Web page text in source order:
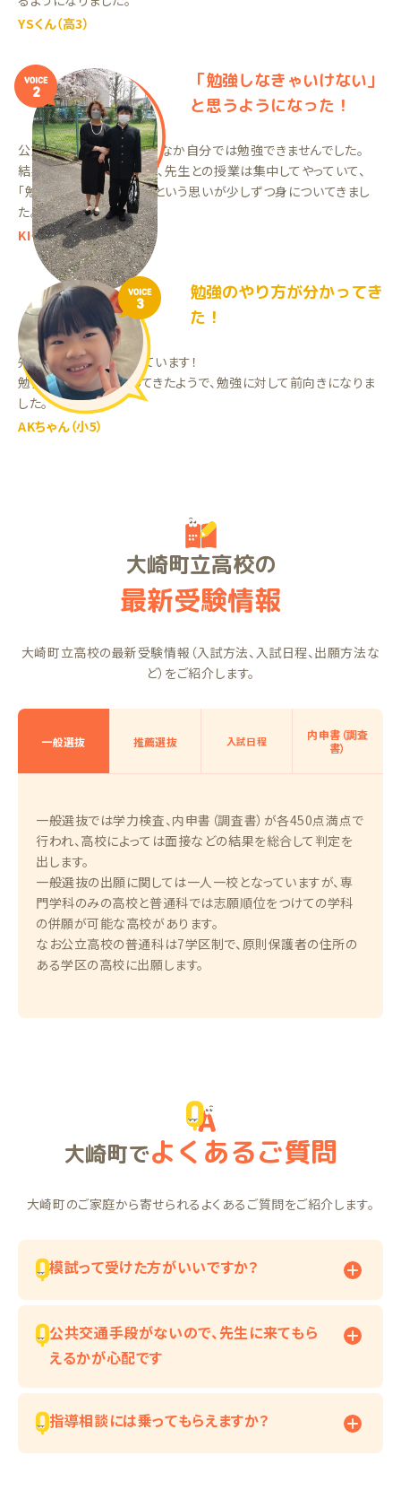
YSくん（高3）
VOICE
2
「勉強しなきゃいけない」
と思うようになった！
公文に通っていたが、なかなか自分では勉強できませんでした。
結果には波があるけれど、先生との授業は集中してやっていて、
「勉強しなきゃいけない」という思いが少しずつ身についてきまし
た。
KIくん（中3）
VOICE
3
勉強のやり方が分かってき
た！
先生がいい人で満足しています！
勉強のやり方が分かってきたようで、勉強に対して前向きになりま
した。
AKちゃん（小5）
大崎町立高校の
最新受験情報
大崎町立高校の最新受験情報（入試方法、入試日程、出願方法な
ど）をご紹介します。
一般選抜 推薦選抜 入試日程
内申書（調査
書）
一般選抜では学力検査、内申書（調査書）が各450点満点で
行われ、高校によっては面接などの結果を総合して判定を
出します。
一般選抜の出願に関しては一人一校となっていますが、専
門学科のみの高校と普通科では志願順位をつけての学科
の併願が可能な高校があります。
なお公立高校の普通科は7学区制で、原則保護者の住所の
ある学区の高校に出願します。
大崎町でよくあるご質問
大崎町のご家庭から寄せられるよくあるご質問をご紹介します。
模試って受けた方がいいですか？
公共交通手段がないので、先生に来てもら
えるかが心配です
指導相談には乗ってもらえますか？